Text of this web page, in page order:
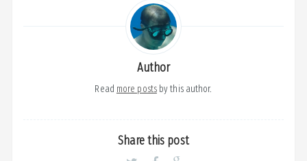
Author
Read more postsby this author.
Share this post